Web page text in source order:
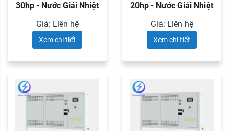
30hp - Nước Giải Nhiệt
Giá: Liên hệ
Xem chi tiết
20hp - Nước Giải Nhiệt
Giá: Liên hệ
Xem chi tiết